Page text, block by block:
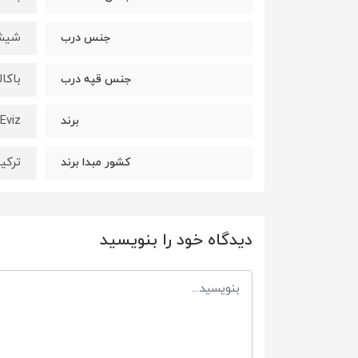
جنس درب
جنس قپه درب
برند Eviz
کشور مبدا برند
دیدگاه خود را بنویسید